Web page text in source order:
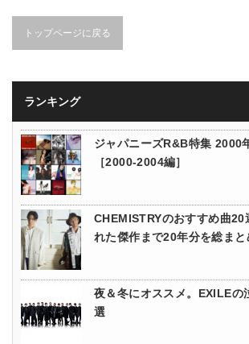
トップページに戻る
ランキング
ジャパニーズR&B特集 2000
［2000-2004編］
CHEMISTRYのおすすめ曲20
れた傑作まで20年分を総まと
夜＆冬にオススメ。EXILEの
選